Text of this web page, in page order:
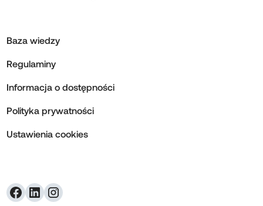
Baza wiedzy
Regulaminy
Informacja o dostępności
Polityka prywatności
Ustawienia cookies